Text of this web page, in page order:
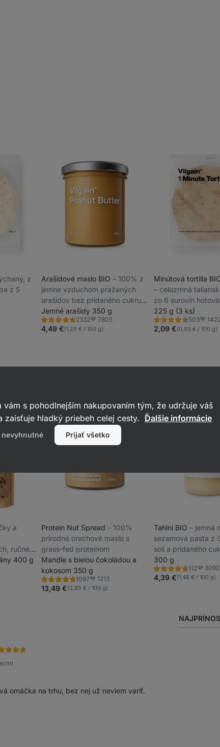
z
z 5
Arašidové maslo BIO ⁠–⁠ 100% z
jemne vzduchom pražených
arašidov bez pridaného cukru,
tuku a soli
Jemné arašidy 350 g
2332
Hodnotenie
4.8/5,
2332
Obľúbené
7805
4,49 €(1,28 € / 100 g)
Minútová tortilla
⁠–⁠ celozrnná
zo 6 surovín
225 g (3 ks)
503
Hodnotenie
4.5/5,
503
2,09 €(0,93 € / 100 g)
a
ručné
šaržiach
400 g
Protein Nut Spread ⁠–⁠ 100%
prírodné orechové maslo s
grass-fed proteínom
Mandle s bielou čokoládou a
kokosom 350 g
1097
Hodnotenie
4.8/5,
1097
Obľúbené
1213
13,49 €(3,85 € / 100 g)
Tahini BIO ⁠–⁠ jemná
sezamová pasta z
soli a pridaného
300 g
112
Hodnotenie
4.8/5,
112
3092
4,39 €(1,46 € / 100 g)
omáčka na trhu, bez nej už neviem variť.
s pohodlnejším nakupovaním tým, že udržuje váš
zaisťuje hladký priebeh celej cesty. Ďalšie informácie
Prijať všetko